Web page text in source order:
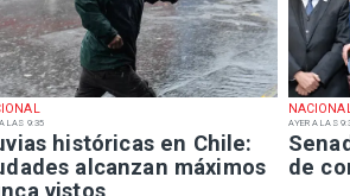
LAS 9:35
históricas en Chile:
alcanzan máximos
vistos
AYER A LAS
de